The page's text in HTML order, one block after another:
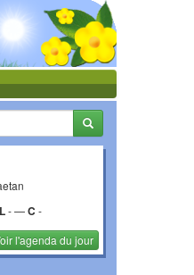
L-—C-
l'agenda du jour